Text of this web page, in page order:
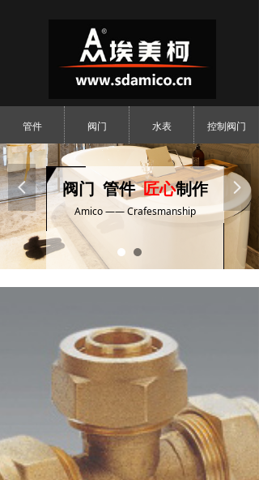
阀门 管件匠心制作
Amico —— Crafesmanship
넳 넲
管件 阀门 水表 控制阀门